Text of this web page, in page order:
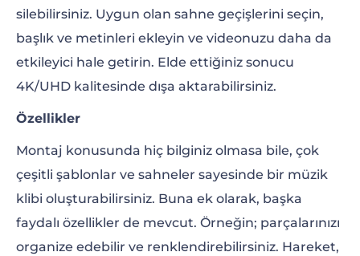
silebilirsiniz. Uygun olan sahne geçişlerini seçin,
başlık ve metinleri ekleyin ve videonuzu daha da
etkileyici hale getirin. Elde ettiğiniz sonucu
4K/UHD kalitesinde dışa aktarabilirsiniz.
Özellikler
Montaj konusunda hiç bilginiz olmasa bile, çok
çeşitli şablonlar ve sahneler sayesinde bir müzik
klibi oluşturabilirsiniz. Buna ek olarak, başka
faydalı özellikler de mevcut. Örneğin; parçalarınızı
organize edebilir ve renklendirebilirsiniz. Hareket,